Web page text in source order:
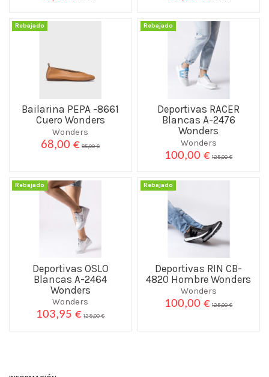
Rebajado
Bailarina PEPA -8661
Cuero Wonders
Wonders
68,00 € 85,00 €
Rebajado
Deportivas RACER
Blancas A-2476
Wonders
Wonders
100,00 € 125,00 €
Rebajado
Deportivas OSLO
Blancas A-2464
Wonders
Wonders
103,95 € 129,00 €
Rebajado
Deportivas RIN CB-
4820 Hombre Wonders
Wonders
100,00 € 125,00 €